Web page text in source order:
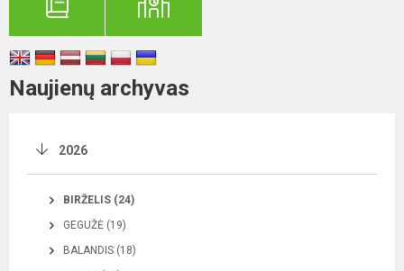
Naujienų archyvas
2026
BIRŽELIS (24)
GEGUŽĖ (19)
BALANDIS (18)